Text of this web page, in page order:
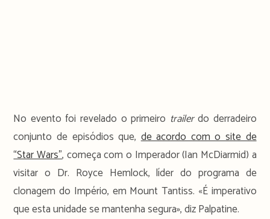
No evento foi revelado o primeiro trailerdo derradeiro
conjunto de episódios que,de acordo com o site de
“Star Wars”, começa com o Imperador (Ian McDiarmid) a
visitar o Dr. Royce Hemlock, líder do programa de
clonagem do Império, em Mount Tantiss. «É imperativo
que esta unidade se mantenha segura», diz Palpatine.